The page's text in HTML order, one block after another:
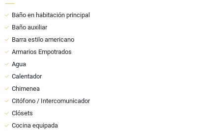
Baño en habitación principal
Baño auxiliar
Barra estilo americano
Armarios Empotrados
Agua
Calentador
Chimenea
Citófono / Intercomunicador
Clósets
Cocina equipada